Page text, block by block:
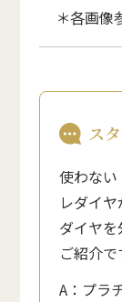
＊各画像
ス
使わな
レダイ
ダイヤ
ご紹介で
A：プラ